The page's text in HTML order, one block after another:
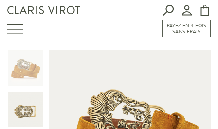
PAYEZ EN 4 FOIS
SANS FRAIS